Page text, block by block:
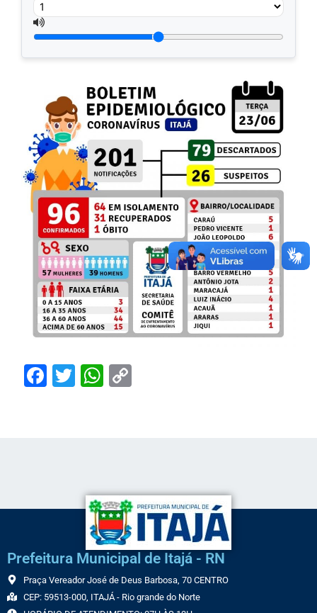
Facebook
TwitterWhatsApp
Prefeitura Municipal de Itajá - RN
Praça Vereador José de Deus Barbosa, 70 CENTRO
CEP: 59513-000, ITAJÁ - Rio grande do Norte